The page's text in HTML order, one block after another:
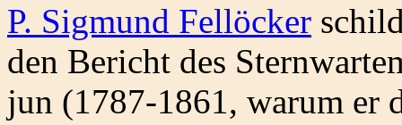
P. Sigmund Fellöcker
den Bericht des
jun (1787-1861, warum er